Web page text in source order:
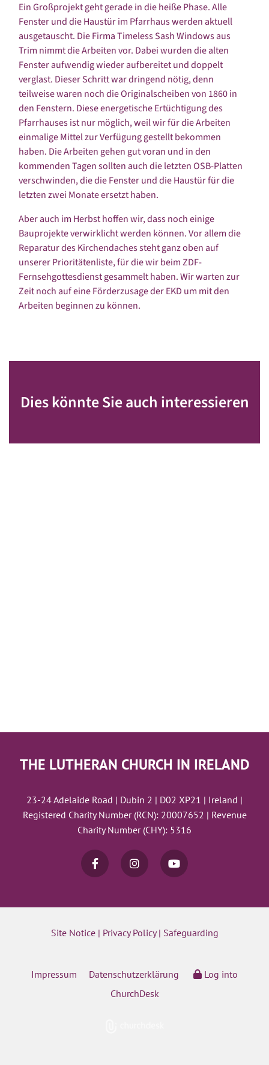
Ein Großprojekt geht gerade in die heiße Phase. Alle
Fenster und die Haustür im Pfarrhaus werden aktuell
ausgetauscht. Die Firma Timeless Sash Windows aus
Trim nimmt die Arbeiten vor. Dabei wurden die alten
Fenster aufwendig wieder aufbereitet und doppelt
verglast. Dieser Schritt war dringend nötig, denn
teilweise waren noch die Originalscheiben von 1860 in
den Fenstern. Diese energetische Ertüchtigung des
Pfarrhauses ist nur möglich, weil wir für die Arbeiten
einmalige Mittel zur Verfügung gestellt bekommen
haben. Die Arbeiten gehen gut voran und in den
kommenden Tagen sollten auch die letzten OSB-Platten
verschwinden, die die Fenster und die Haustür für die
letzten zwei Monate ersetzt haben.
Aber auch im Herbst hoffen wir, dass noch einige
Bauprojekte verwirklicht werden können. Vor allem die
Reparatur des Kirchendaches steht ganz oben auf
unserer Prioritätenliste, für die wir beim ZDF-
Fernsehgottesdienst gesammelt haben. Wir warten zur
Zeit noch auf eine Förderzusage der EKD um mit den
Arbeiten beginnen zu können.
Dies könnte Sie auch interessieren
THE LUTHERAN CHURCH IN IRELAND
23-24 Adelaide Road | Dubin 2 | D02 XP21 | Ireland |
Registered Charity Number (RCN): 20007652 | Revenue
Charity Number (CHY): 5316
Site Notice| Privacy Policy| Safeguarding
Impressum Datenschutzerklärung
Log into
ChurchDesk